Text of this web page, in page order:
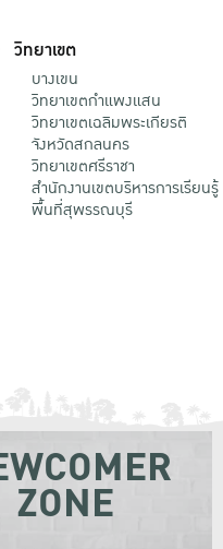
วิทยาเขต
บางเขน
วิทยาเขตกําแพงแสน
วิทยาเขตเฉลิมพระเกียรติ
จังหวัดสกลนคร
วิทยาเขตศรีราชา
สำนักงานเขตบริหารการเรียนรู้
พื้นที่สุพรรณบุรี
ZONE